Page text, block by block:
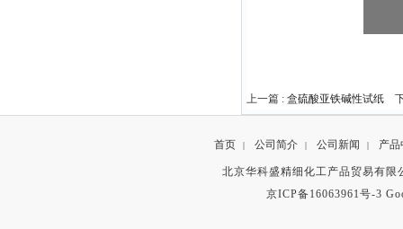
上一篇 : 盒硫酸亚铁碱性试纸
首页 | 公司简介 | 公司新闻 | 产品
北京华科盛精细化工产品贸易有
京ICP备16063961号-3